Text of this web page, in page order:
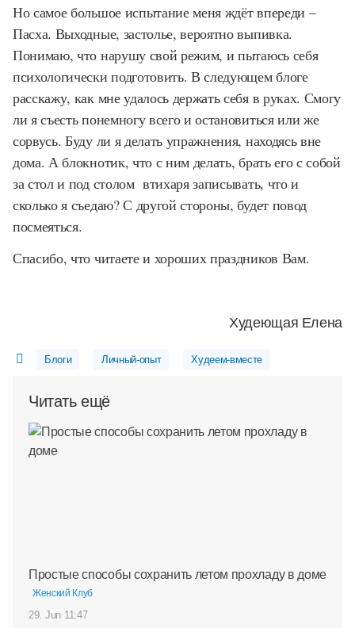
Но самое большое испытание меня ждёт впереди –
Пасха. Выходные, застолье, вероятно выпивка.
Понимаю, что нарушу свой режим, и пытаюсь себя
психологически подготовить. В следующем блоге
расскажу, как мне удалось держать себя в руках. Смогу
ли я съесть понемногу всего и остановиться или же
сорвусь. Буду ли я делать упражнения, находясь вне
дома. А блокнотик, что с ним делать, брать его с собой
за стол и под столом втихаря записывать, что и
сколько я съедаю? С другой стороны, будет повод
посмеяться.
Спасибо, что читаете и хороших праздников Вам.
Худеющая Елена
Блоги Личный-опыт Худеем-вместе
Читать ещё
Простые способы сохранить летом прохладу в доме
Женский Клуб
29. Jun 11:47